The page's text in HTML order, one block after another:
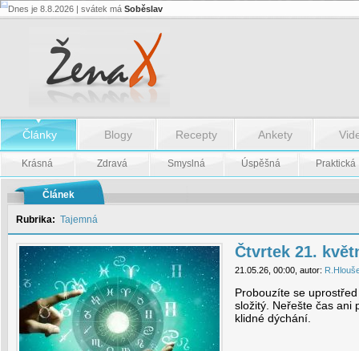
Čtvrtek
Dnes je 8.8.2026 | svátek má Soběslav
Články Blogy Recepty Ankety
Krásná Zdravá Smyslná Úspěšná Praktická
Článek
Rubrika: Tajemná
Čtvrtek 21.
21.05.26, 00:00, autor:
Probouzíte se
složitý. Neřešte čas ani
klidné dýchání.